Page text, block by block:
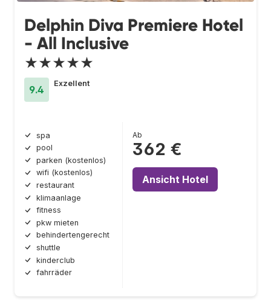
Delphin Diva Premiere Hotel
- All Inclusive
★★★★★
9.4
Exzellent
spa
pool
parken (kostenlos)
wifi (kostenlos)
restaurant
klimaanlage
fitness
pkw mieten
behindertengerecht
shuttle
kinderclub
fahrräder
Ab
362 €
Ansicht Hotel